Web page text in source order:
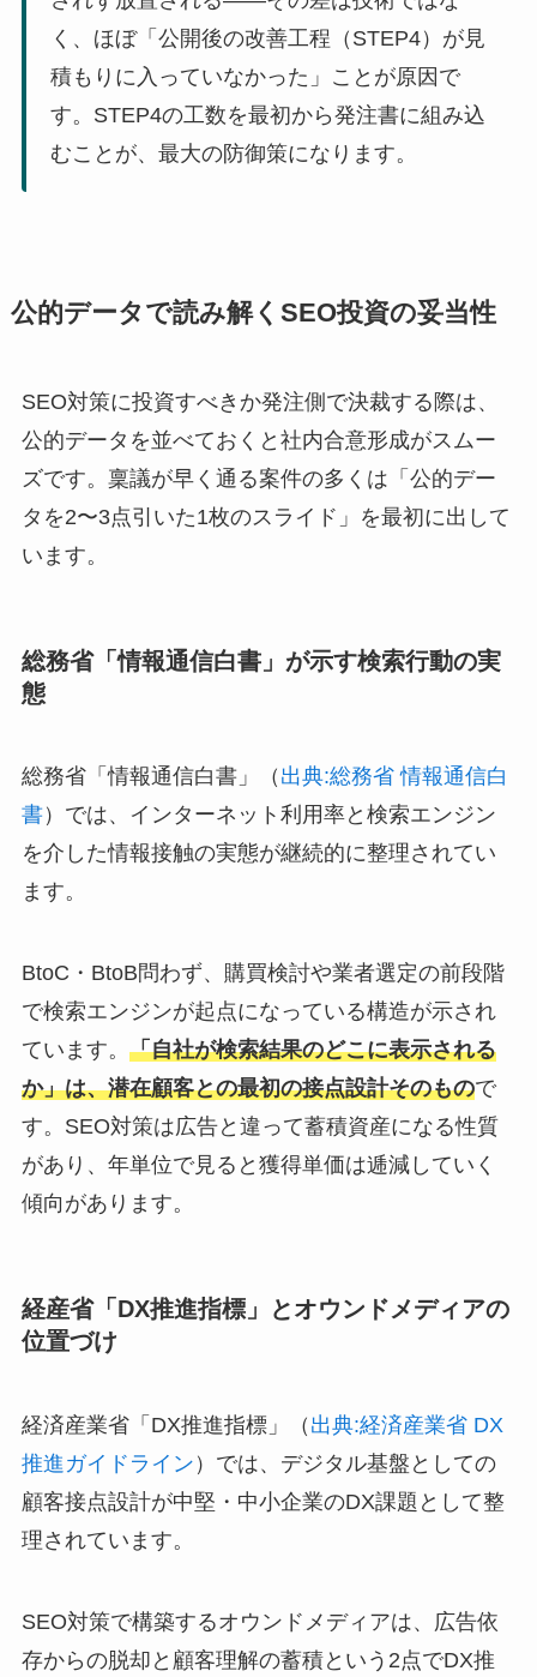
く、ほぼ「公開後の改善工程（STEP4）が見
積もりに入っていなかった」ことが原因で
す。STEP4の工数を最初から発注書に組み込
むことが、最大の防御策になります。
公的データで読み解くSEO投資の妥当性
SEO対策に投資すべきか発注側で決裁する際は、
公的データを並べておくと社内合意形成がスムー
ズです。稟議が早く通る案件の多くは「公的デー
タを2〜3点引いた1枚のスライド」を最初に出して
います。
総務省「情報通信白書」が示す検索行動の実
態
総務省「情報通信白書」（ 出典:総務省 情報通信白
書）では、インターネット利用率と検索エンジン
を介した情報接触の実態が継続的に整理されてい
ます。
BtoC・BtoB問わず、購買検討や業者選定の前段階
で検索エンジンが起点になっている構造が示され
ています。 「自社が検索結果のどこに表示される
か」は、潜在顧客との最初の接点設計そのもので
す。SEO対策は広告と違って蓄積資産になる性質
があり、年単位で見ると獲得単価は逓減していく
傾向があります。
経産省「DX推進指標」とオウンドメディアの
位置づけ
経済産業省「DX推進指標」（ 出典:経済産業省 DX
推進ガイドライン ）では、デジタル基盤としての
顧客接点設計が中堅・中小企業のDX課題として整
理されています。
SEO対策で構築するオウンドメディアは、広告依
存からの脱却と顧客理解の蓄積という2点でDX推